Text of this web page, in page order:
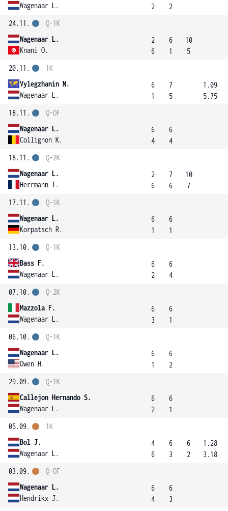
Wagenaar L.
2
2
24.11.
Wagenaar L.
Knani O.
Q-1K
2
6
6
1
10
5
20.11.
Vylegzhanin N.
Wagenaar L.
1K
6
1
7
5
1.09
5.75
18.11.
Wagenaar L.
Collignon K.
Q-OF
6
4
6
4
18.11.
Wagenaar L.
Herrmann T.
Q-2K
2
6
7
6
10
7
17.11.
Wagenaar L.
Korpatsch R.
Q-1K
6
1
6
1
13.10.
Bass F.
Wagenaar L.
Q-1K
6
2
6
4
07.10.
Mazzola F.
Wagenaar L.
Q-2K
6
3
6
1
06.10.
Wagenaar L.
Owen H.
Q-1K
6
1
6
2
29.09.
Callejon Hernando S.
Wagenaar L.
Q-1K
6
2
6
1
05.09.
Bol J.
Wagenaar L.
1K
4
6
6
3
6
2
1.28
3.18
03.09.
Wagenaar L.
Hendrikx J.
Q-OF
6
4
6
3